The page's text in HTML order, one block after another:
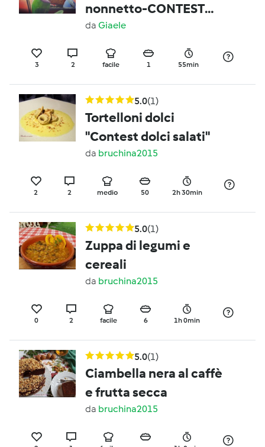
nonnetto-CONTEST
DOLCI DELLA NONNA
da Giaele
3 2 facile 1 55min
5.0(1)
Tortelloni dolci
"Contest dolci salati"
da bruchina2015
2 2 medio 50 2h 30min
5.0(1)
Zuppa di legumi e
cereali
da bruchina2015
0 2 facile 6 1h 0min
5.0(1)
Ciambella nera al caffè
e frutta secca
da bruchina2015